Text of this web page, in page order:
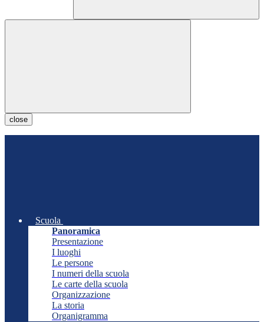
close
Scuola
Panoramica
Presentazione
I luoghi
Le persone
I numeri della scuola
Le carte della scuola
Organizzazione
La storia
Organigramma